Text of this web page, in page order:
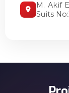
M. Akif
Suits